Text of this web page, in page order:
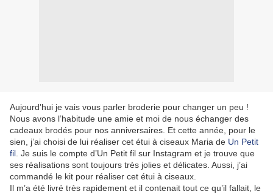
Aujourd’hui je vais vous parler broderie pour changer un peu !
Nous avons l’habitude une amie et moi de nous échanger des
cadeaux brodés pour nos anniversaires. Et cette année, pour le
sien, j’ai choisi de lui réaliser cet étui à ciseaux Maria de Un Petit
fil . Je suis le compte d’Un Petit fil sur Instagram et je trouve que
ses réalisations sont toujours très jolies et délicates. Aussi, j’ai
commandé le kit pour réaliser cet étui à ciseaux.
Il m’a été livré très rapidement et il contenait tout ce qu’il fallait, le